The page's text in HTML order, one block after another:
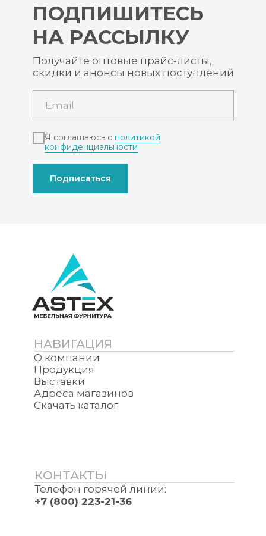
ПОДПИШИТЕСЬ
НА РАССЫЛКУ
Получайте оптовые прайс-листы,
скидки и анонсы новых поступлений
Я соглашаюсь с политикой
конфиденциальности
Подписаться
НАВИГАЦИЯ
О компании
Продукция
Выставки
Адреса магазинов
Скачать каталог
КОНТАКТЫ
Телефон горячей линии:
+7 (800) 223-21-36